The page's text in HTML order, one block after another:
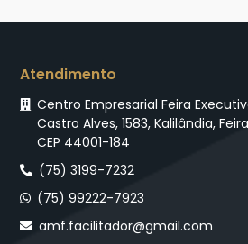
Atendimento
Centro Empresarial Feira
Castro Alves, 1583, Kalilândia,
CEP 44001-184
(75) 3199-7232
(75) 99222-7923
amf.facilitador@gmail.com